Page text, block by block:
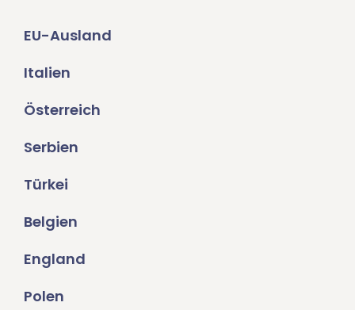
EU-Ausland
Italien
Österreich
Serbien
Türkei
Belgien
England
Polen